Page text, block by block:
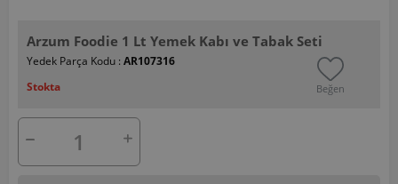
Arzum Foodie 1 Lt Yemek Kabı ve Tabak Seti
Yedek Parça Kodu : AR107316
Stokta
Beğen